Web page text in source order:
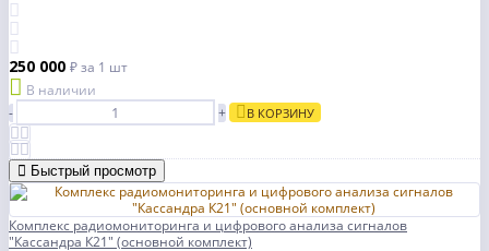
250 000 ₽за 1 шт
В наличии
-
+ В КОРЗИНУ
Быстрый просмотр
Комплекс радиомониторинга и цифрового анализа сигналов
"Кассандра К21" (основной комплект)